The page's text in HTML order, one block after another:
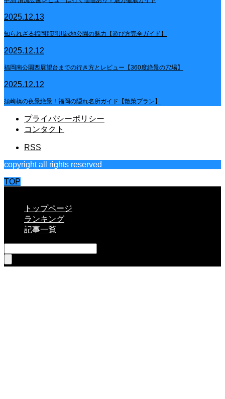
2025.12.13
知られざる福岡那珂川緑地公園の魅力【遊び方完全ガイド】
2025.12.12
福岡南公園西展望台までの行き方とレビュー【360度絶景の穴場】
2025.12.12
須崎橋の夜景絶景！福岡の隠れ名所ガイド【散策プラン】
プライバシーポリシー
コンタクト
RSS
copyright all rights reserved
TOP
トップページ
ランキング
記事一覧